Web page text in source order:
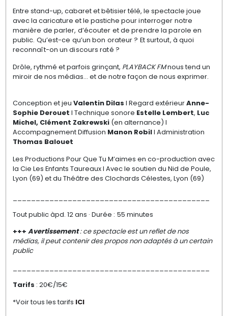
Entre stand-up, cabaret et bêtisier télé, le spectacle joue
avec la caricature et le pastiche pour interroger notre
manière de parler, d’écouter et de prendre la parole en
public. Qu’est-ce qu’un bon orateur ? Et surtout, à quoi
reconnaît-on un discours raté ?
Drôle, rythmé et parfois grinçant, PLAYBACK FMnous tend un
miroir de nos médias… et de notre façon de nous exprimer.
Conception et jeu Valentin Dilas I Regard extérieurAnne-
Sophie Derouet I Technique sonore Estelle Lembert, Luc
Michel, Clément Zakrewski(en alternance) I
Accompagnement Diffusion Manon RobilI Administration
Thomas Balouet
Les Productions Pour Que Tu M’aimes en co-production avec
la Cie Les Enfants Taureaux I Avec le soutien du Nid de Poule,
Lyon (69) et du Théâtre des Clochards Célestes, Lyon (69)
Tout public àpd. 12 ans · Durée : 55 minutes
+++ Avertissement: ce spectacle est un reflet de nos
médias, il peut contenir des propos non adaptés à un certain
public
Tarifs : 20€/15€
*Voir tous les tarifs ICI